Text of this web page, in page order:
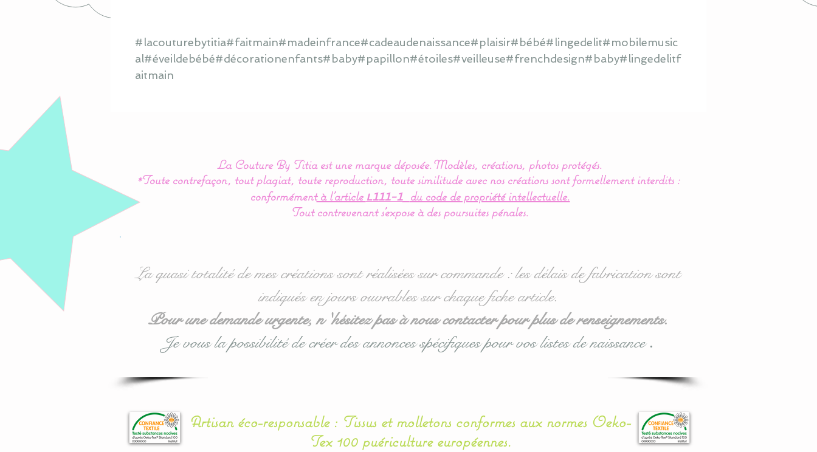
#lacouturebytitia#faitmain#madeinfrance#cadeaudenaissance#plaisir#bébé#lingedelit#mobilemusic
al#éveildebébé#décorationenfants#baby#papillon#étoiles#veilleuse#frenchdesign#baby#lingedelitf
aitmain
La Couture By Titia est une marque déposée. Modèles, créations, photos protégés.
*Toute contrefaçon, tout plagiat, toute reproduction, toute similitude avec nos créations sont formellement interdits :
conformémentà l’article L111-1
du code de propriété intellectuelle.
Tout contrevenant s'expose à des poursuites pénales.
La quasi totalité de mes créations sont réalisées sur commande : les délais de fabrication sont
indiqués en jours ouvrables sur chaque fiche article.
Pour une demande urgente, n 'hésitez pas à nous contacter pour plus de renseignements.
Je vous la possibilité de créer des annonces spécifiques pour vos listes de naissance.
Artisan éco-responsable : Tissus et molletons conformes aux normes Oeko-
Tex 100 puériculture européennes.